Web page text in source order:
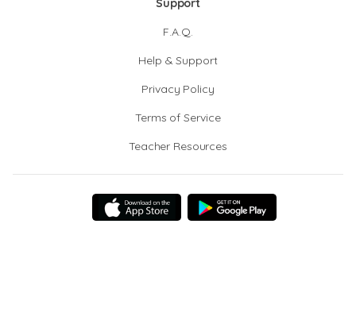
Support
F.A.Q.
Help & Support
Privacy Policy
Terms of Service
Teacher Resources